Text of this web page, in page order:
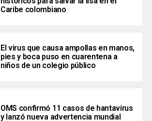
Caribe colombiano
El virus que causa ampollas en manos,
pies y boca puso en cuarentena a
niños de un colegio público
OMS confirmó 11 casos de hantavirus
y lanzó nueva advertencia mundial